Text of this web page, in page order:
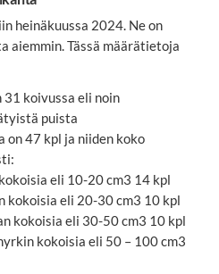
heinäkuussa 2024. Ne on
aiemmin. Tässä määrätietoja
koivussa eli noin
puista
on 47 kpl ja niiden koko
eli 10-20 cm3 14 kpl
kokoisia eli 20-30 cm3 10 kpl
kokoisia eli 30-50 cm3 10 kpl
kokoisia eli 50 – 100 cm3